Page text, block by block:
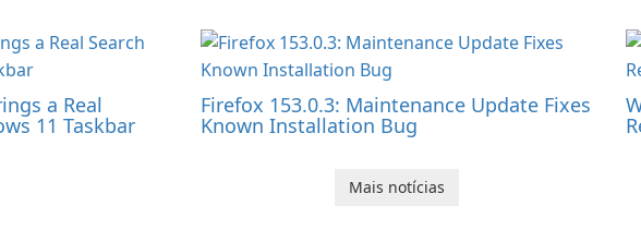
a Real
11 Taskbar
Firefox 153.0.3: Maintenance Update Fixes
Known Installation Bug
Mais notícias